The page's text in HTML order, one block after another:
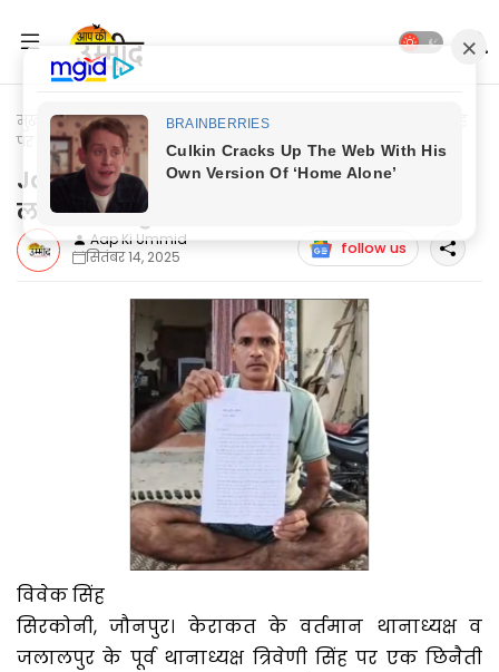
मुख्यपृष्ठ Jaunpur Update
Jaunpur News: थानाध्यक्ष त्रिवेणी सिंह
पर लगा फर्जी गुड वर्क का आरोप
Jaunpur News: थानाध्यक्ष त्रिवेणी सिंह पर
लगा फर्जी गुड वर्क का आरोप
Aap Ki Ummid
सितंबर 14, 2025
follow us
विवेक सिंह
सिरकोनी, जौनपुर। केराकत के वर्तमान थानाध्यक्ष व
जलालपुर के पूर्व थानाध्यक्ष त्रिवेणी सिंह पर एक छिनैती